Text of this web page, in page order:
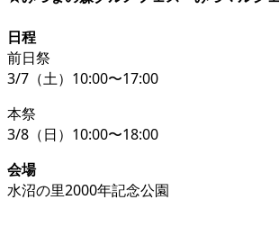
日程
前日祭
3/7（土）10:00〜17:00
本祭
3/8（日）10:00〜18:00
会場
水沼の里2000年記念公園